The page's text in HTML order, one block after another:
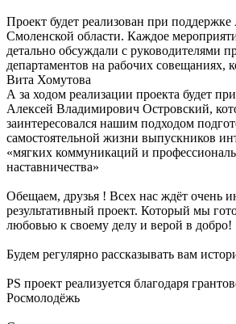
Проект будет реализован при
Смоленской области. Каждое
детально обсуждали с руководителями
департаментов на рабочих совещаниях,
Вита Хомутова
А за ходом реализации проекта будет
Алексей Владимирович Островский,
заинтересовался нашим подходом
самостоятельной жизни выпускников
«мягких коммуникаций и
наставничества»
Обещаем, друзья ! Всех нас ждёт очень
результативный проект. Который мы
любовью к своему делу и верой в добро!
Будем регулярно рассказывать вам
PS проект реализуется благодаря
Росмолодёжь